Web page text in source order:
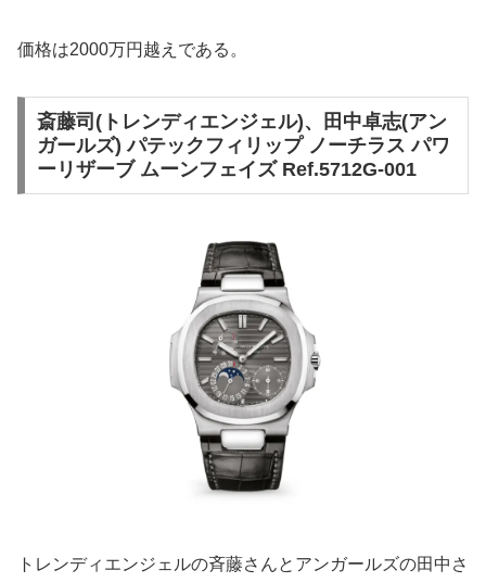
価格は2000万円越えである。
斎藤司(トレンディエンジェル)、田中卓志(アン
ガールズ) パテックフィリップ ノーチラス パワ
ーリザーブ ムーンフェイズ Ref.5712G-001
トレンディエンジェルの斉藤さんとアンガールズの田中さ